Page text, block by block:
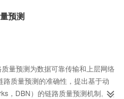
感网被分为若干个簇并有效的完
点且成功将休眠节点转为休眠转
的整体数据量及数据传递消耗的
模大、结构复杂的无线传感网中
算法不仅降低了无线传感网中的
耗，提高了无线传感网的生命周
预测
量预测为数据可靠传输和上层网络
质量预测的准确性，提出基于动
，DBN）的链路质量预测机制。为